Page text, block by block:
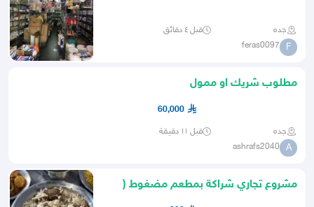
جده قبل ٤ دقائق
F
feras0097
مطلوب شريك او ممول
60,000
جده قبل ١١ دقيقة
A
ashrafs2040
مشروع تجاري شراكة بمطعم مضغوط (